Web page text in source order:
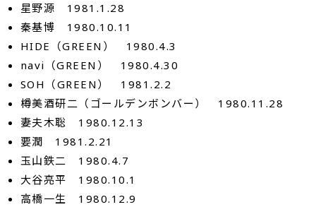
星野源 1981.1.28
秦基博 1980.10.11
HIDE（GREEN） 1980.4.3
navi（GREEN） 1980.4.30
SOH（GREEN） 1981.2.2
樽美酒研二（ゴールデンボンバー） 1980.11.28
妻夫木聡 1980.12.13
要潤 1981.2.21
玉山鉄二 1980.4.7
大谷亮平 1980.10.1
高橋一生 1980.12.9